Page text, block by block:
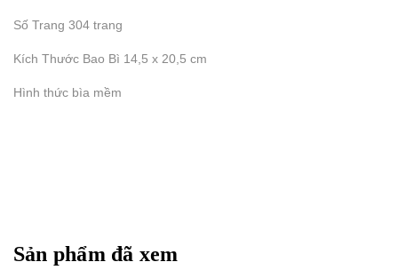
Số Trang 304 trang
Kích Thước Bao Bì 14,5 x 20,5 cm
Hình thức bìa mềm
Sản phẩm đã xem